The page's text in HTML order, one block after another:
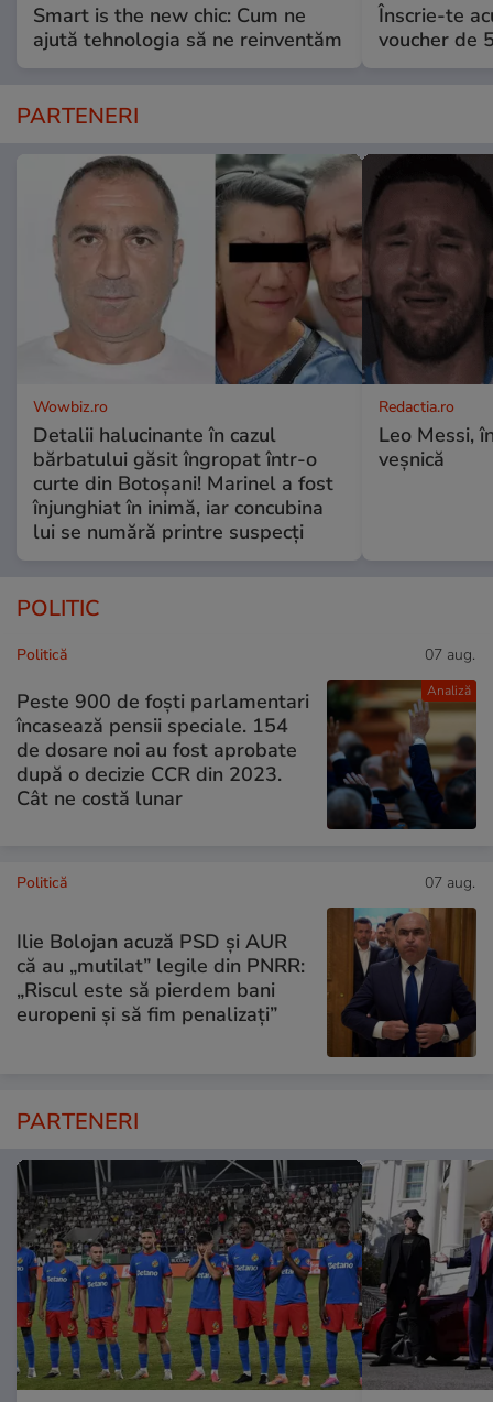
Smart is the new chic: Cum ne
ajută tehnologia să ne reinventăm
Înscrie-te
voucher de
PARTENERI
Wowbiz.ro
Detalii halucinante în cazul
bărbatului găsit îngropat într-o
curte din Botoșani! Marinel a fost
înjunghiat în inimă, iar concubina
lui se numără printre suspecți
Redactia.ro
Leo Messi,
veșnică
POLITIC
Analiză
Politică 07 aug.
Peste 900 de foști parlamentari
încasează pensii speciale. 154
de dosare noi au fost aprobate
după o decizie CCR din 2023.
Cât ne costă lunar
Politică 07 aug.
Ilie Bolojan acuză PSD și AUR
că au „mutilat” legile din PNRR:
„Riscul este să pierdem bani
europeni și să fim penalizați”
PARTENERI